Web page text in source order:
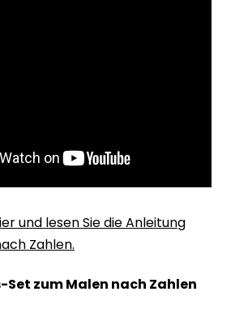
und lesen Sie die Anleitung
Zahlen.
Set zum Malen nach Zahlen